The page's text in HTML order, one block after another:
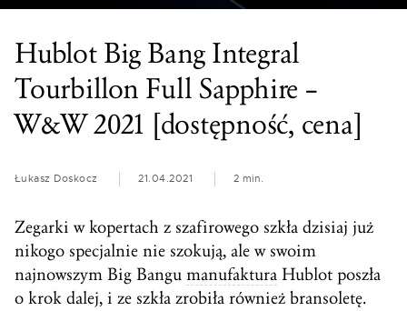
Hublot Big Bang Integral
Tourbillon Full Sapphire –
W&W 2021 [dostępność, cena]
Łukasz Doskocz 21.04.2021 2 min.
Zegarki w kopertach z szafirowego szkła dzisiaj już
nikogo specjalnie nie szokują, ale w swoim
najnowszym Big Bangu manufaktura Hublot poszła
o krok dalej, i ze szkła zrobiła również bransoletę.